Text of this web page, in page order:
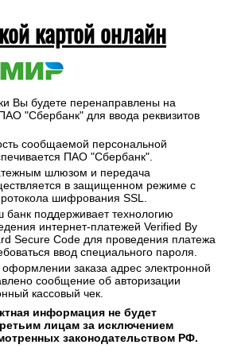
картой онлайн
Вы будете перенаправлены на
"Сбербанк" для ввода реквизитов
сообщаемой персональной
ПАО "Сбербанк".
шлюзом и передача
в защищенном режиме с
шифрования SSL.
банк поддерживает технологию
интернет-платежей Verified By
Secure Code для проведения платежа
ввод специального пароля.
заказа адрес электронной
сообщение об авторизации
кассовый чек.
информация не будет
лицам за исключением
законодательством РФ.